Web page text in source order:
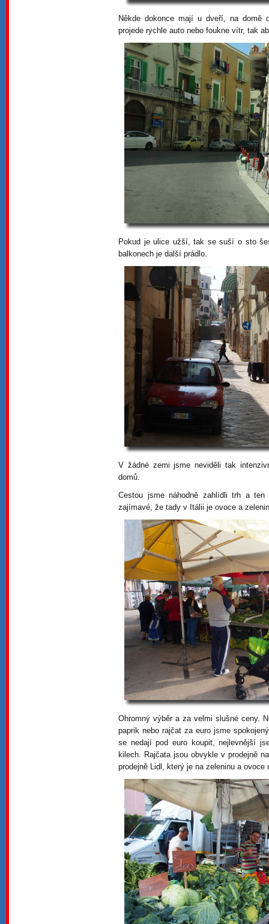
Někde dokonce mají u dveří, na
projede rychle auto nebo foukne vítr, tak
Pokud je ulice užší, tak se suší o sto
balkonech je další prádlo.
V žádné zemi jsme neviděli tak
domů.
Cestou jsme náhodně zahlídli trh a
zajímavé, že tady v Itálii je ovoce a
Ohromný výběr a za velmi slušné ceny.
paprik nebo rajčat za euro jsme
se nedají pod euro koupit, nejlevnější
kilech. Rajčata jsou obvykle v prodejně
prodejně Lidl, který je na zeleninu a ovoce